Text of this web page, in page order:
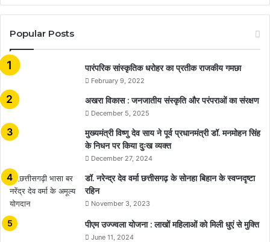
Popular Posts
​​​​​​​पारंपरिक सांस्कृतिक धरोहर का प्रतीक राजकीय गमछा
February 9, 2022
अखरा विकास : जनजातीय संस्कृति और परंपराओं का संरक्षण
December 5, 2025
मुख्यमंत्री विष्णु देव साय ने पूर्व प्रधानमंत्री डॉ. मनमोहन सिंह
के निधन पर किया दुःख व्यक्त
December 27, 2024
डॉ. नरेन्द्र देव वर्मा छत्तीसगढ़ के सोनहा बिहान के स्वप्नदृष्टा
रहिन
November 3, 2023
पीएम उज्ज्वला योजना : लाखों महिलाओं को मिली धुएं से मुक्ति
June 11, 2024